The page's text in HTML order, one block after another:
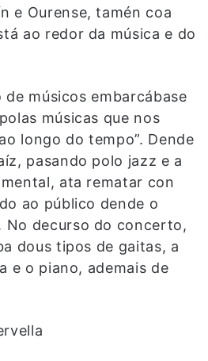
e Ourense, tamén coa
ao redor da música e do
músicos embarcábase
músicas que nos
longo do tempo”. Dende
pasando polo jazz e a
ata rematar con
ao público dende o
No decurso do concerto,
dous tipos de gaitas, a
e o piano, ademais de